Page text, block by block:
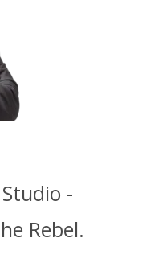
-
Rebel.